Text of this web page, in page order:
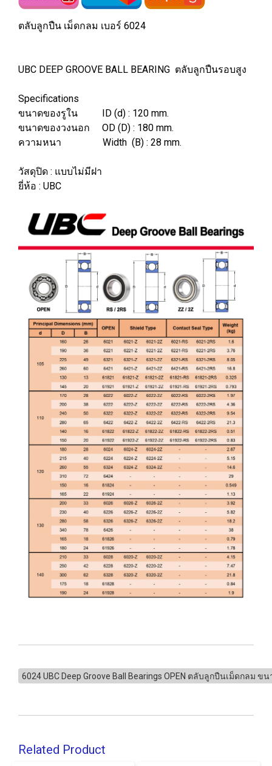
ตลับลูกปืน เม็ดกลม เบอร์ 6024
UBC DEEP GROOVE BALL BEARING ตลับลูกปืนรอบสูง
Specifications
ขนาดของรูใน ID (d) : 120 mm.
ขนาดของวงนอก OD (D) : 180 mm.
ความหนา Width (B) : 28 mm.
วัสดุปิด : แบบไม่มีฝา
ยี่ห้อ : UBC
6024 UBC Deep Groove Ball Bearings OPEN ตลับลูกปืนเม็ดกลม ข
Related Product